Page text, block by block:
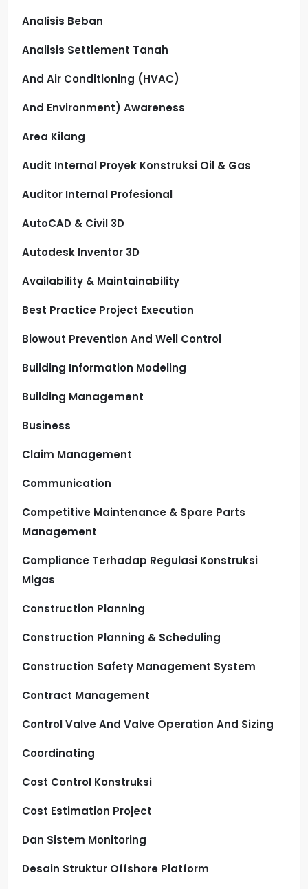
Analisis Beban
Analisis Settlement Tanah
And Air Conditioning (HVAC)
And Environment) Awareness
Area Kilang
Audit Internal Proyek Konstruksi Oil & Gas
Auditor Internal Profesional
AutoCAD & Civil 3D
Autodesk Inventor 3D
Availability & Maintainability
Best Practice Project Execution
Blowout Prevention And Well Control
Building Information Modeling
Building Management
Business
Claim Management
Communication
Competitive Maintenance & Spare Parts
Management
Compliance Terhadap Regulasi Konstruksi
Migas
Construction Planning
Construction Planning & Scheduling
Construction Safety Management System
Contract Management
Control Valve And Valve Operation And Sizing
Coordinating
Cost Control Konstruksi
Cost Estimation Project
Dan Sistem Monitoring
Desain Struktur Offshore Platform